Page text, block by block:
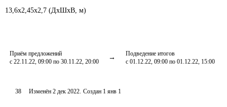
13,6x2,45x2,7 (ДxШxВ, м)
Приём предложений
с 22.11.22, 09:00 по 30.11.22, 20:00
Подведение итогов
с 01.12.22, 09:00 по 01.12.22, 15:00
38 Изменён2 дек 2022. Создан 1 янв 1